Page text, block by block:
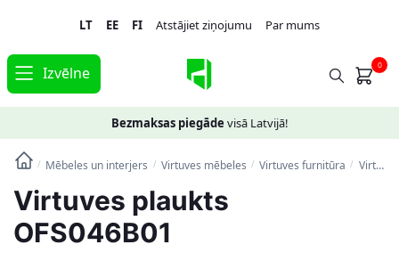
navigation
content
LT EE FI Atstājiet ziņojumu Par mums
Izvēlne 0
Bezmaksas piegāde visā Latvijā!
/ Mēbeles un interjers / Virtuves mēbeles / Virtuves furnitūra / Virtuves plaukts OFS046B01
Virtuves plaukts
OFS046B01